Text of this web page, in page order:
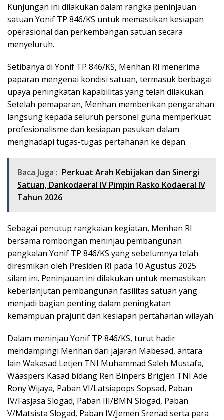
Kunjungan ini dilakukan dalam rangka peninjauan
satuan Yonif TP 846/KS untuk memastikan kesiapan
operasional dan perkembangan satuan secara
menyeluruh.
Setibanya di Yonif TP 846/KS, Menhan RI menerima
paparan mengenai kondisi satuan, termasuk berbagai
upaya peningkatan kapabilitas yang telah dilakukan.
Setelah pemaparan, Menhan memberikan pengarahan
langsung kepada seluruh personel guna memperkuat
profesionalisme dan kesiapan pasukan dalam
menghadapi tugas-tugas pertahanan ke depan.
Baca Juga : Perkuat Arah Kebijakan dan Sinergi
Satuan, Dankodaeral IV Pimpin Rasko Kodaeral IV
Tahun 2026
Sebagai penutup rangkaian kegiatan, Menhan RI
bersama rombongan meninjau pembangunan
pangkalan Yonif TP 846/KS yang sebelumnya telah
diresmikan oleh Presiden RI pada 10 Agustus 2025
silam ini. Peninjauan ini dilakukan untuk memastikan
keberlanjutan pembangunan fasilitas satuan yang
menjadi bagian penting dalam peningkatan
kemampuan prajurit dan kesiapan pertahanan wilayah.
Dalam meninjau Yonif TP 846/KS, turut hadir
mendampingi Menhan dari jajaran Mabesad, antara
lain Wakasad Letjen TNI Muhammad Saleh Mustafa,
Waaspers Kasad bidang Ren Binpers Brigjen TNI Ade
Rony Wijaya, Paban VI/Latsiapops Sopsad, Paban
IV/Fasjasa Slogad, Paban III/BMN Slogad, Paban
V/Matsista Slogad, Paban IV/Jemen Srenad serta para